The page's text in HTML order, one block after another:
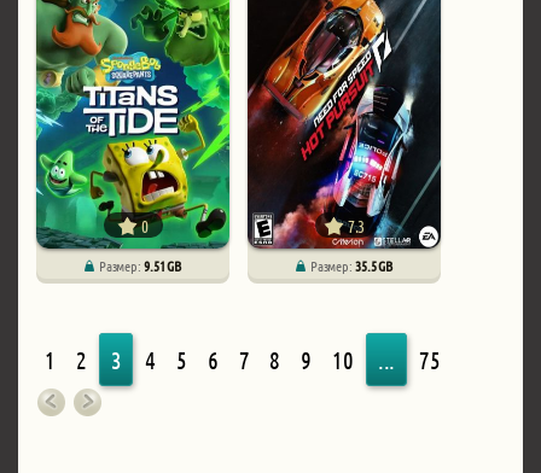
0
Размер:9.51 GB
7.3
Размер:35.5 GB
1 2 3 4 5 6 7 8 9 10 ... 75